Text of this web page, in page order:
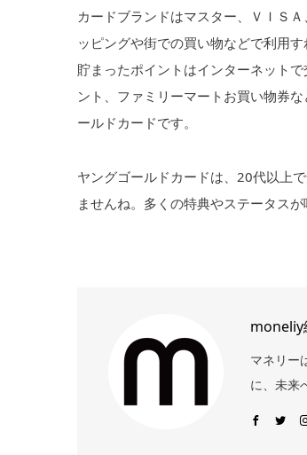
カードブランドはマスター、ＶＩＳ
ッピングや街での買い物などで利用
貯まったポイントはインターネット
ント、ファミリーマートお買い物券
ールドカードです。
ヤングゴールドカードは、20代以上
ませんね。多くの特典やステータス
moneliy
マネリー
に、未来